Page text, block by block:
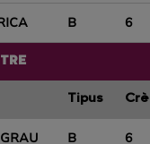
B 6
Tipus
B 6